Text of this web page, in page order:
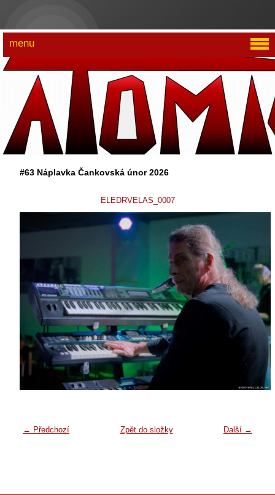
#63 Náplavka Čankovská únor 2026
ELEDRVELAS_0007
← Předchozí Další →
Zpět do složky
menu